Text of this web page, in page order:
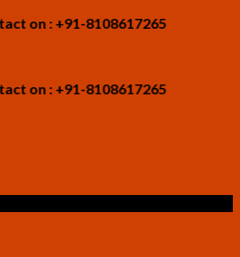
8108617265
8108617265